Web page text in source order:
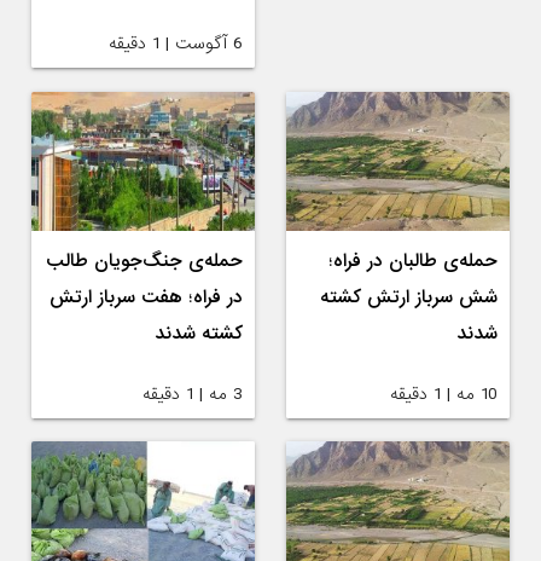
6 آگوست | 1 دقیقه
حمله‌ی طالبان در فراه؛
شش سرباز ارتش کشته
شدند
10 مه | 1 دقیقه
حمله‌ی جنگ‌جویان طالب
در فراه؛ هفت سرباز ارتش
کشته شدند
3 مه | 1 دقیقه